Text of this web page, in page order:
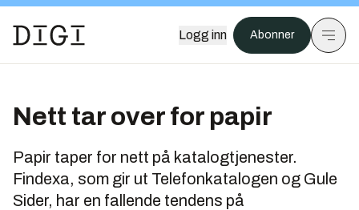
Logg inn Abonner
Nett tar over for papir
Papir taper for nett på katalogtjenester.
Findexa, som gir ut Telefonkatalogen og Gule
Sider, har en fallende tendens på